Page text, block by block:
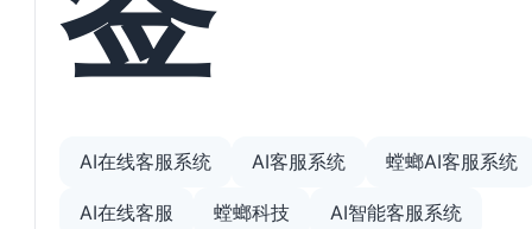
AI在线客服系统 AI客服系统 螳螂AI客服系统
AI在线客服 螳螂科技 AI智能客服系统